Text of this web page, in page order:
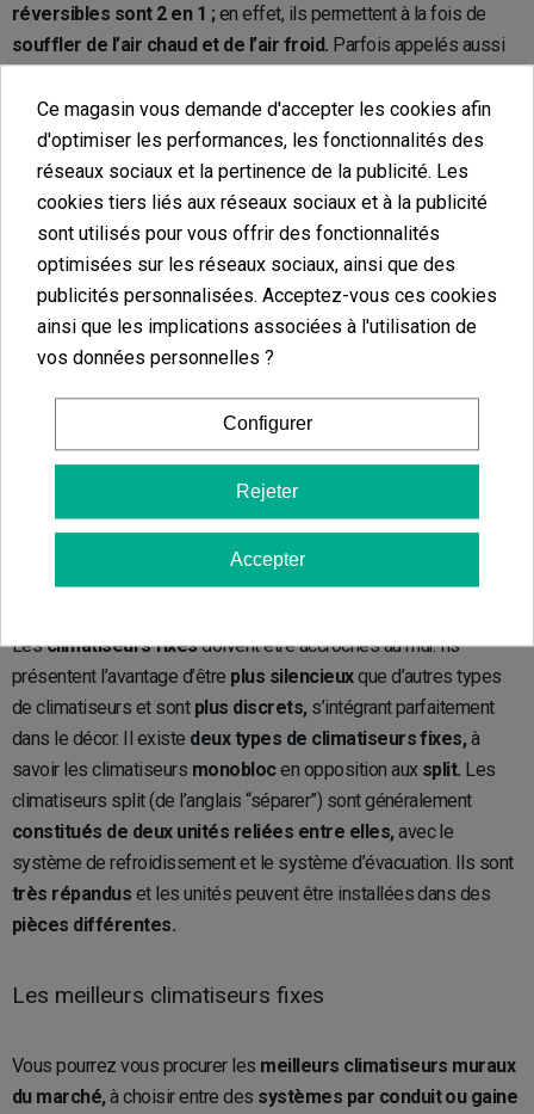
réversibles sont 2 en 1 ;en effet, ils permettent à la fois de
souffler de l’air chaud et de l’air froid. Parfois appelés aussi
puisqu’elle peut être utiliséetoute l’annéeafin d’adapter la
température de l’espace de culture à n’importe quelle condition
climatique, et vous n’aurez doncpas à investir dans un système
de chauffage.
Types de climatiseurs réversibles que nous
proposons
puissances calorifiques et frigorifiques en kW.
disposition ensplit,ils sont plutôtsilencieuxet ont une fonction
Lesclimatiseurs fixesdoivent être accrochés au mur. Ils
présentent l’avantage d’être plus silencieuxque d’autres types
de climatiseurs et sont plus discrets, s’intégrant parfaitement
dans le décor. Il existe deux types de climatiseurs fixes,à
savoir les climatiseurs monoblocen opposition aux split. Les
climatiseurs split (de l’anglais “séparer”) sont généralement
constitués de deux unités reliées entre elles,avec le
système de refroidissement et le système d’évacuation. Ils sont
très répandus et les unités peuvent être installées dans des
pièces différentes.
Les meilleurs climatiseurs fixes
Vous pourrez vous procurer les meilleurs climatiseurs muraux
du marché,à choisir entre des systèmes par conduit ou gaine
Ce magasin vous demande d'accepter les cookies afin
d'optimiser les performances, les fonctionnalités des
réseaux sociaux et la pertinence de la publicité. Les
cookies tiers liés aux réseaux sociaux et à la publicité
sont utilisés pour vous offrir des fonctionnalités
optimisées sur les réseaux sociaux, ainsi que des
publicités personnalisées. Acceptez-vous ces cookies
ainsi que les implications associées à l'utilisation de
vos données personnelles ?
Configurer
Rejeter
Accepter